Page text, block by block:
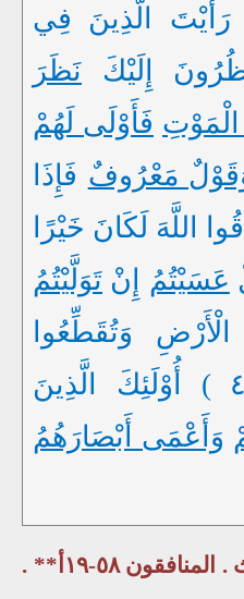
رَأَيْتَ الَّذِينَ فِي
إِلَيْكَ نَظَرَ
فَأَوْلَى لَهُمْ
مَعْرُوفٌ فَإِذَا
اللَّهَ لَكَانَ خَيْرًا
عَسَيْتُمُ إِنْ تَوَلَّيْتُمُ
وَتُقَطِّعُوا
أَرْحَامَكُمُ ( ٢٢-٤٧ ) أُوْلَئِكَ الَّذِينَ
وَأَعْمَى أَبْصَارَهُمُ
الأمثال ٤٦-١٧ث . المنافقون ٥٨-١٩أ** .